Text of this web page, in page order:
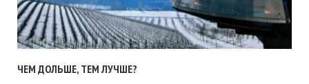
ЧЕМ ДОЛЬШЕ, ТЕМ ЛУЧШЕ?